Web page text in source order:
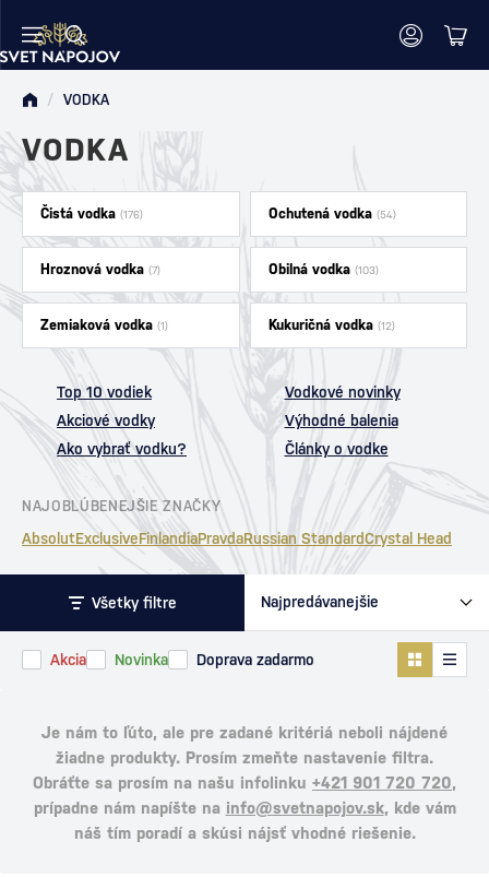
/ VODKA
VODKA
Čistá vodka (176) Ochutená vodka (54)
Hroznová vodka (7) Obilná vodka (103)
Zemiaková vodka (1) Kukuričná vodka (12)
NAJOBLÚBENEJŠIE ZNAČKY
AbsolutExclusiveFinlandiaPravdaRussian StandardCrystal Head
Top 10 vodiek
Vodkové novinky
Akciové vodky
Výhodné balenia
Ako vybrať vodku?
Články o vodke
Všetky filtre
Akcia Novinka Doprava zadarmo
Je nám to ľúto, ale pre zadané kritériá neboli nájdené
žiadne produkty. Prosím zmeňte nastavenie filtra.
Obráťte sa prosím na našu infolinku +421 901 720 720,
prípadne nám napíšte na info@svetnapojov.sk, kde vám
náš tím poradí a skúsi nájsť vhodné riešenie.